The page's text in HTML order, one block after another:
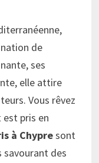
de
ses
elle attire
Vous rêvez
est pris en
à Chypresont
savourant des